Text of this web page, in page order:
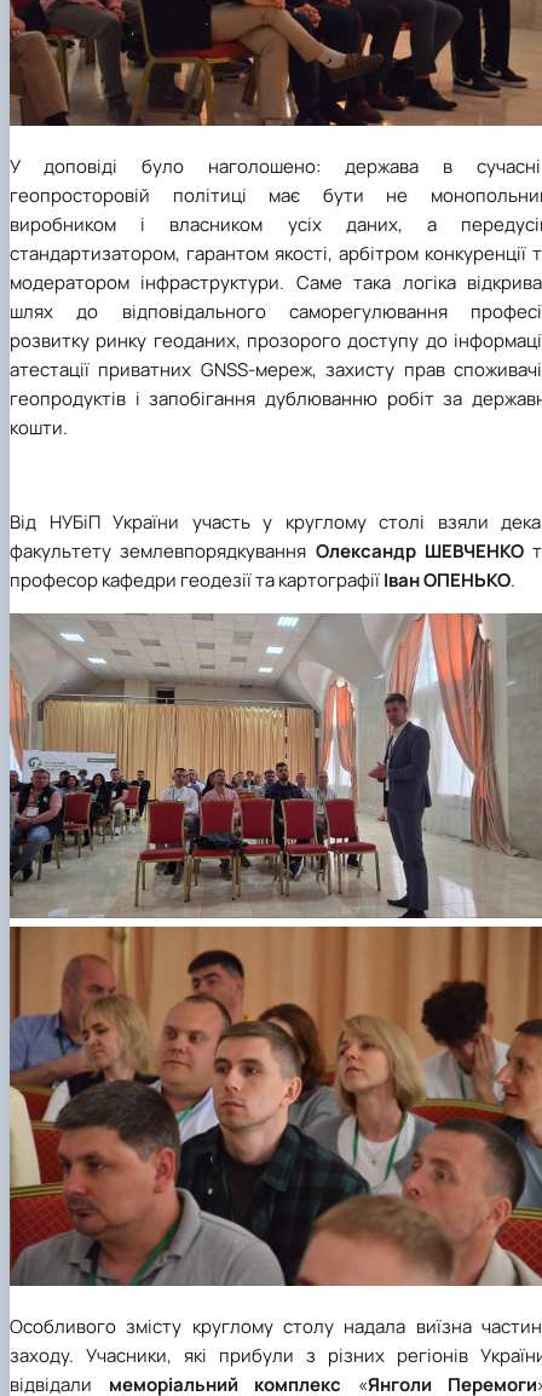
У доповіді було наголошено: держава в
геопросторовій політиці має бути не
виробником і власником усіх даних, а
стандартизатором, гарантом якості, арбітром конкуренції
модератором інфраструктури. Саме така логіка
шлях до відповідального саморегулювання
розвитку ринку геоданих, прозорого доступу до
атестації приватних GNSS-мереж, захисту прав
геопродуктів і запобігання дублюванню робіт за
кошти.
Від НУБіП України участь у круглому столі взяли
факультету землевпорядкування Олександр ШЕВЧЕНКО
професор кафедри геодезії та картографіїІван ОПЕНЬКО.
Особливого змісту круглому столу надала виїзна
заходу. Учасники, які прибули з різних регіонів
відвідали меморіальний комплекс «Янголи Перемоги